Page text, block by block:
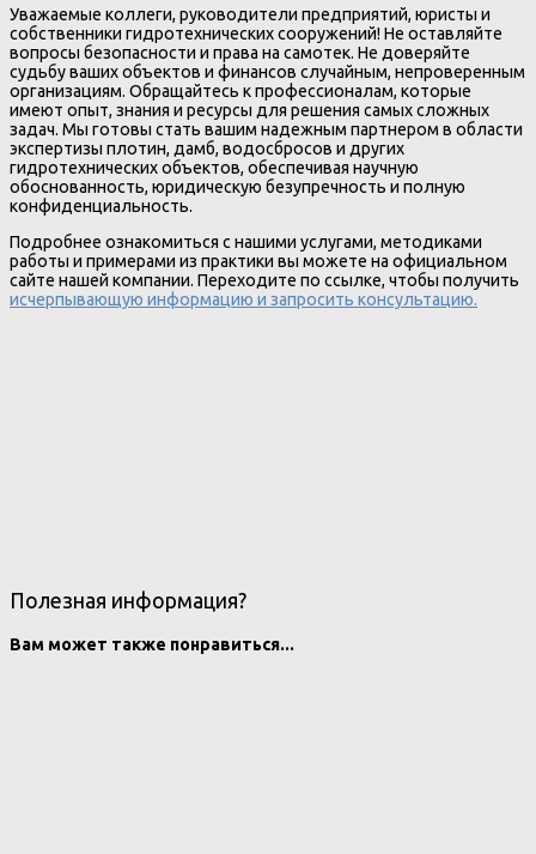
Уважаемые коллеги, руководители предприятий, юристы и
собственники гидротехнических сооружений! Не оставляйте
вопросы безопасности и права на самотек. Не доверяйте
судьбу ваших объектов и финансов случайным, непроверенным
организациям. Обращайтесь к профессионалам, которые
имеют опыт, знания и ресурсы для решения самых сложных
задач. Мы готовы стать вашим надежным партнером в области
экспертизы плотин, дамб, водосбросов и других
гидротехнических объектов, обеспечивая научную
обоснованность, юридическую безупречность и полную
конфиденциальность.
Подробнее ознакомиться с нашими услугами, методиками
работы и примерами из практики вы можете на официальном
сайте нашей компании. Переходите по ссылке, чтобы получить
исчерпывающую информацию и запросить консультацию.
Полезная информация?
Вам может также понравиться...